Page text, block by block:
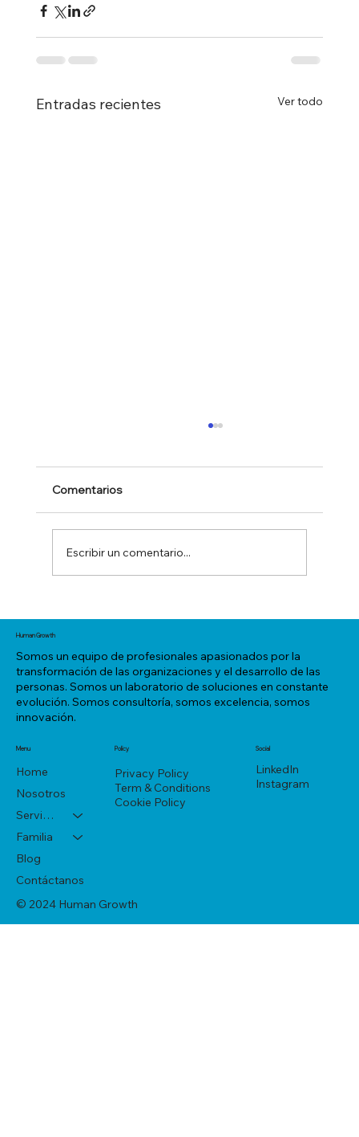
Entradas recientes Ver todo
Comentarios
Escribir un comentario...
LinkedIn
Instagram
Social
Privacy Policy
Term & Conditions
Cookie Policy
Policy
Home
Nosotros
Servicios
Familia
Blog
Contáctanos
Menu
Somos un equipo de profesionales apasionados por la
transformación de las organizaciones y el desarrollo de las
personas. Somos un laboratorio de soluciones en constante
evolución. Somos consultoría, somos excelencia, somos
innovación.
Human Growth
© 2024 Human Growth